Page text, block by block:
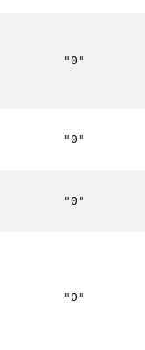
"0"
"0"
"0"
"0"